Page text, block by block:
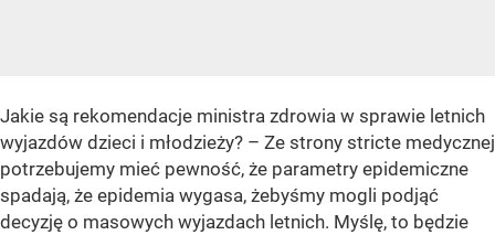
Jakie są rekomendacje ministra zdrowia w sprawie letnich
wyjazdów dzieci i młodzieży? – Ze strony stricte medycznej
potrzebujemy mieć pewność, że parametry epidemiczne
spadają, że epidemia wygasa, żebyśmy mogli podjąć
decyzję o masowych wyjazdach letnich. Myślę, to będzie